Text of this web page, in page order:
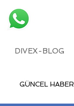
DIVEX-BLOG
GÜNCEL HABER